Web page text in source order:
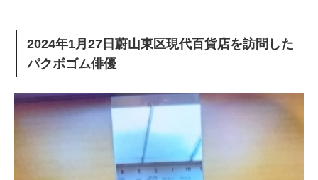
2024年1月27日蔚山東区現代百貨店を訪問した
パクボゴム俳優